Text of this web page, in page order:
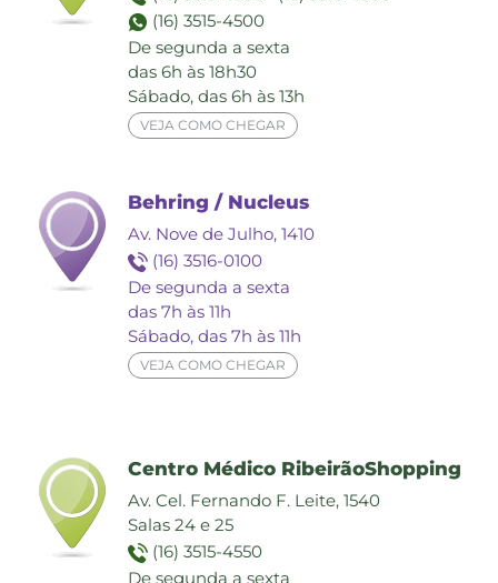
(16) 3515-4500
De segunda a sexta
das 6h às 18h30
Sábado, das 6h às 13h
VEJA COMO CHEGAR
Behring / Nucleus
Av. Nove de Julho, 1410
(16) 3516-0100
De segunda a sexta
das 7h às 11h
Sábado, das 7h às 11h
VEJA COMO CHEGAR
Centro Médico RibeirãoShopping
Av. Cel. Fernando F. Leite, 1540
Salas 24 e 25
(16) 3515-4550
De segunda a sexta